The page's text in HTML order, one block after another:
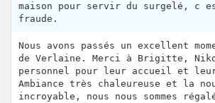
maison pour servir du surgelé, c
fraude.
Nous avons passés un excellent
de Verlaine. Merci à Brigitte,
personnel pour leur accueil et
Ambiance très chaleureuse et la
incroyable, nous nous sommes